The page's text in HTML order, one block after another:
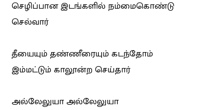
செழிப்பான இடங்களில் நம்மைகொண்டு
செல்வார்
தீயையும் தண்ணீரையும் கடந்தோம்
இம்மட்டும் காலூன்ற செய்தார்
அல்லேலுயா அல்லேலுயா